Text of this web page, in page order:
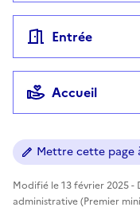
Entrée
Accueil
Mettre cette page
Modifié le 13 février 2025
administrative (Premier